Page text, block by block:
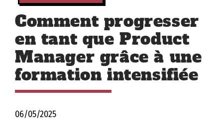
Comment progresser
en tant que Product
Manager grâce à une
formation intensifiée
06/05/2025